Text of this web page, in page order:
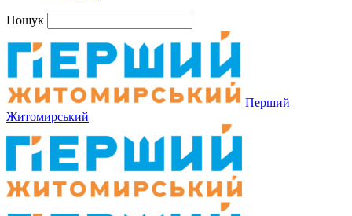
Пошук
Перший
Житомирський